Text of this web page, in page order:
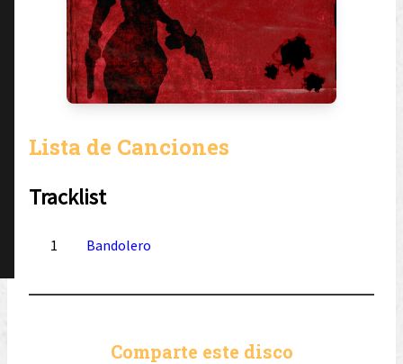
Lista de Canciones
Tracklist
1 Bandolero
Comparte este disco